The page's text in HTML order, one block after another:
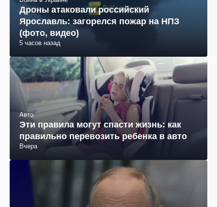
Война в Украине
Дроны атаковали российский
Ярославль: загорелся пожар на НПЗ
(фото, видео)
Авто
Эти правила могут спасти жизнь: как
правильно перевозить ребенка в авто